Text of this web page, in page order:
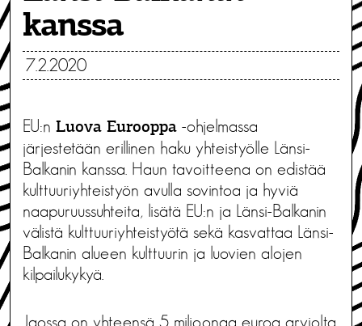
kanssa
7.2.2020
EU:n Luova Eurooppa -ohjelmassa
järjestetään erillinen haku yhteistyölle Länsi-
Balkanin kanssa. Haun tavoitteena on edistää
kulttuuriyhteistyön avulla sovintoa ja hyviä
naapuruussuhteita, lisätä EU:n ja Länsi-Balkanin
välistä kulttuuriyhteistyötä sekä kasvattaa Länsi-
Balkanin alueen kulttuurin ja luovien alojen
kilpailukykyä.
Jaossa on yhteensä 5 miljoonaa euroa arviolta